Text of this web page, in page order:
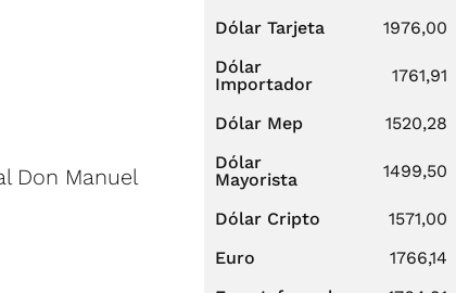
Don Manuel
Dólar Tarjeta
1976,00
Dólar
Importador
1761,91
Dólar Mep 1520,28
Dólar
Mayorista
1499,50
Dólar Cripto 1571,00
Euro
1766,14